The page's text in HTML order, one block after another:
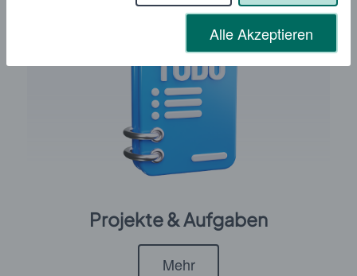
Projekte & Aufgaben
Mehr
Alle Akzeptieren